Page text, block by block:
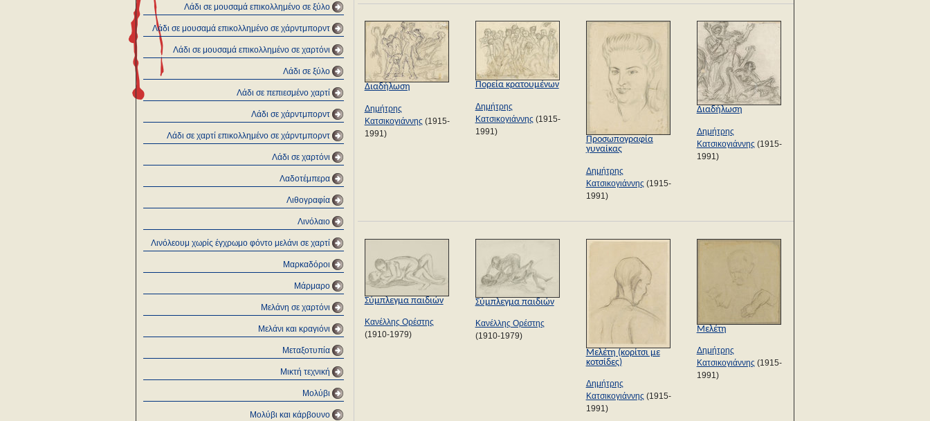
Λάδι σε μουσαμά επικολλημένο σε ξύλο
Λάδι σε μουσαμά επικολλημένο σε χάρντμπορντ
Λάδι σε μουσαμά επικολλημένο σε χαρτόνι
Λάδι σε ξύλο
Λάδι σε πεπιεσμένο χαρτί
Λάδι σε χάρντμπορντ
Λάδι σε χαρτί επικολλημένο σε χάρντμπορντ
Λάδι σε χαρτόνι
Λαδοτέμπερα
Λιθογραφία
Λινόλαιο
Λινόλεουμ χωρίς έγχρωμο φόντο μελάνι σε χαρτί
Μαρκαδόροι
Μάρμαρο
Μελάνη σε χαρτόνι
Μελάνι και κραγιόνι
Μεταξοτυπία
Μικτή τεχνική
Μολύβι
Μολύβι και κάρβουνο
Διαδήλωση
Δημήτρης
Κατσικογιάννης (1915-
1991)
Πορεία κρατουμένων
Δημήτρης
Κατσικογιάννης (1915-
1991)
Προσωπογραφία
γυναίκας
Δημήτρης
Κατσικογιάννης (1915-
1991)
Διαδήλωση
Δημήτρης
Κατσικογιάννης (1915-
1991)
Σύμπλεγμα παιδιών
Κανέλλης Ορέστης
(1910-1979)
Σύμπλεγμα παιδιών
Κανέλλης Ορέστης
(1910-1979)
Μελέτη (κορίτσι με
κοτσίδες)
Δημήτρης
Κατσικογιάννης (1915-
1991)
Μελέτη
Δημήτρης
Κατσικογιάννης (1915-
1991)